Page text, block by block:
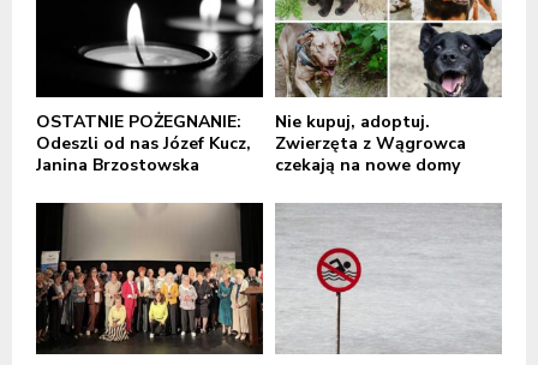
OSTATNIE POŻEGNANIE:
Odeszli od nas Józef Kucz,
Janina Brzostowska
Nie kupuj, adoptuj.
Zwierzęta z Wągrowca
czekają na nowe domy